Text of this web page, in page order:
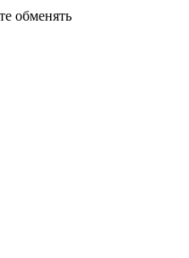
обменять